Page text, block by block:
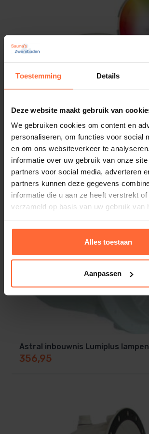
Toestemming Details
Deze website maakt gebruik van
We gebruiken cookies om content en
personaliseren, om functies voor social
en om ons websiteverkeer te
informatie over uw gebruik van onze
partners voor social media, adverteren
partners kunnen deze gegevens
informatie die u aan ze heeft verstrekt
verzameld op basis van uw gebruik van
Alles toestaan
Aanpassen
u niet alleen stijl toe, maar zorgt u
veilige en stevige montage van uw
verlichting wilt verbeteren, deze
Technische Specificaties:
Materiaal: ABS-kunststof
Universeel: passend in alle
nissen
Inclusief: bevestigingsmateriaal,
Adagio Pro PLP 170mm RGB led
672,00
Astral inbouwnis Lumiplus
356,95